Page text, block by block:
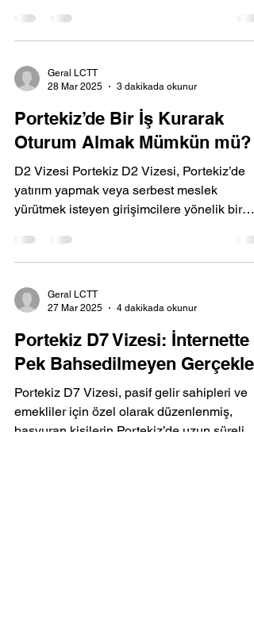
Geral LCTT
28 Mar 2025
3 dakikada okunur
Portekiz’de Bir İş Kurarak
Oturum Almak Mümkün mü?
D2 Vizesi Portekiz D2 Vizesi, Portekiz’de
yatırım yapmak veya serbest meslek
yürütmek isteyen girişimcilere yönelik bir
Geral LCTT
27 Mar 2025
4 dakikada okunur
Portekiz D7 Vizesi: İnternette
Pek Bahsedilmeyen Gerçekler
Portekiz D7 Vizesi, pasif gelir sahipleri ve
emekliler için özel olarak düzenlenmiş,
başvuran kişilerin Portekiz’de uzun süreli...